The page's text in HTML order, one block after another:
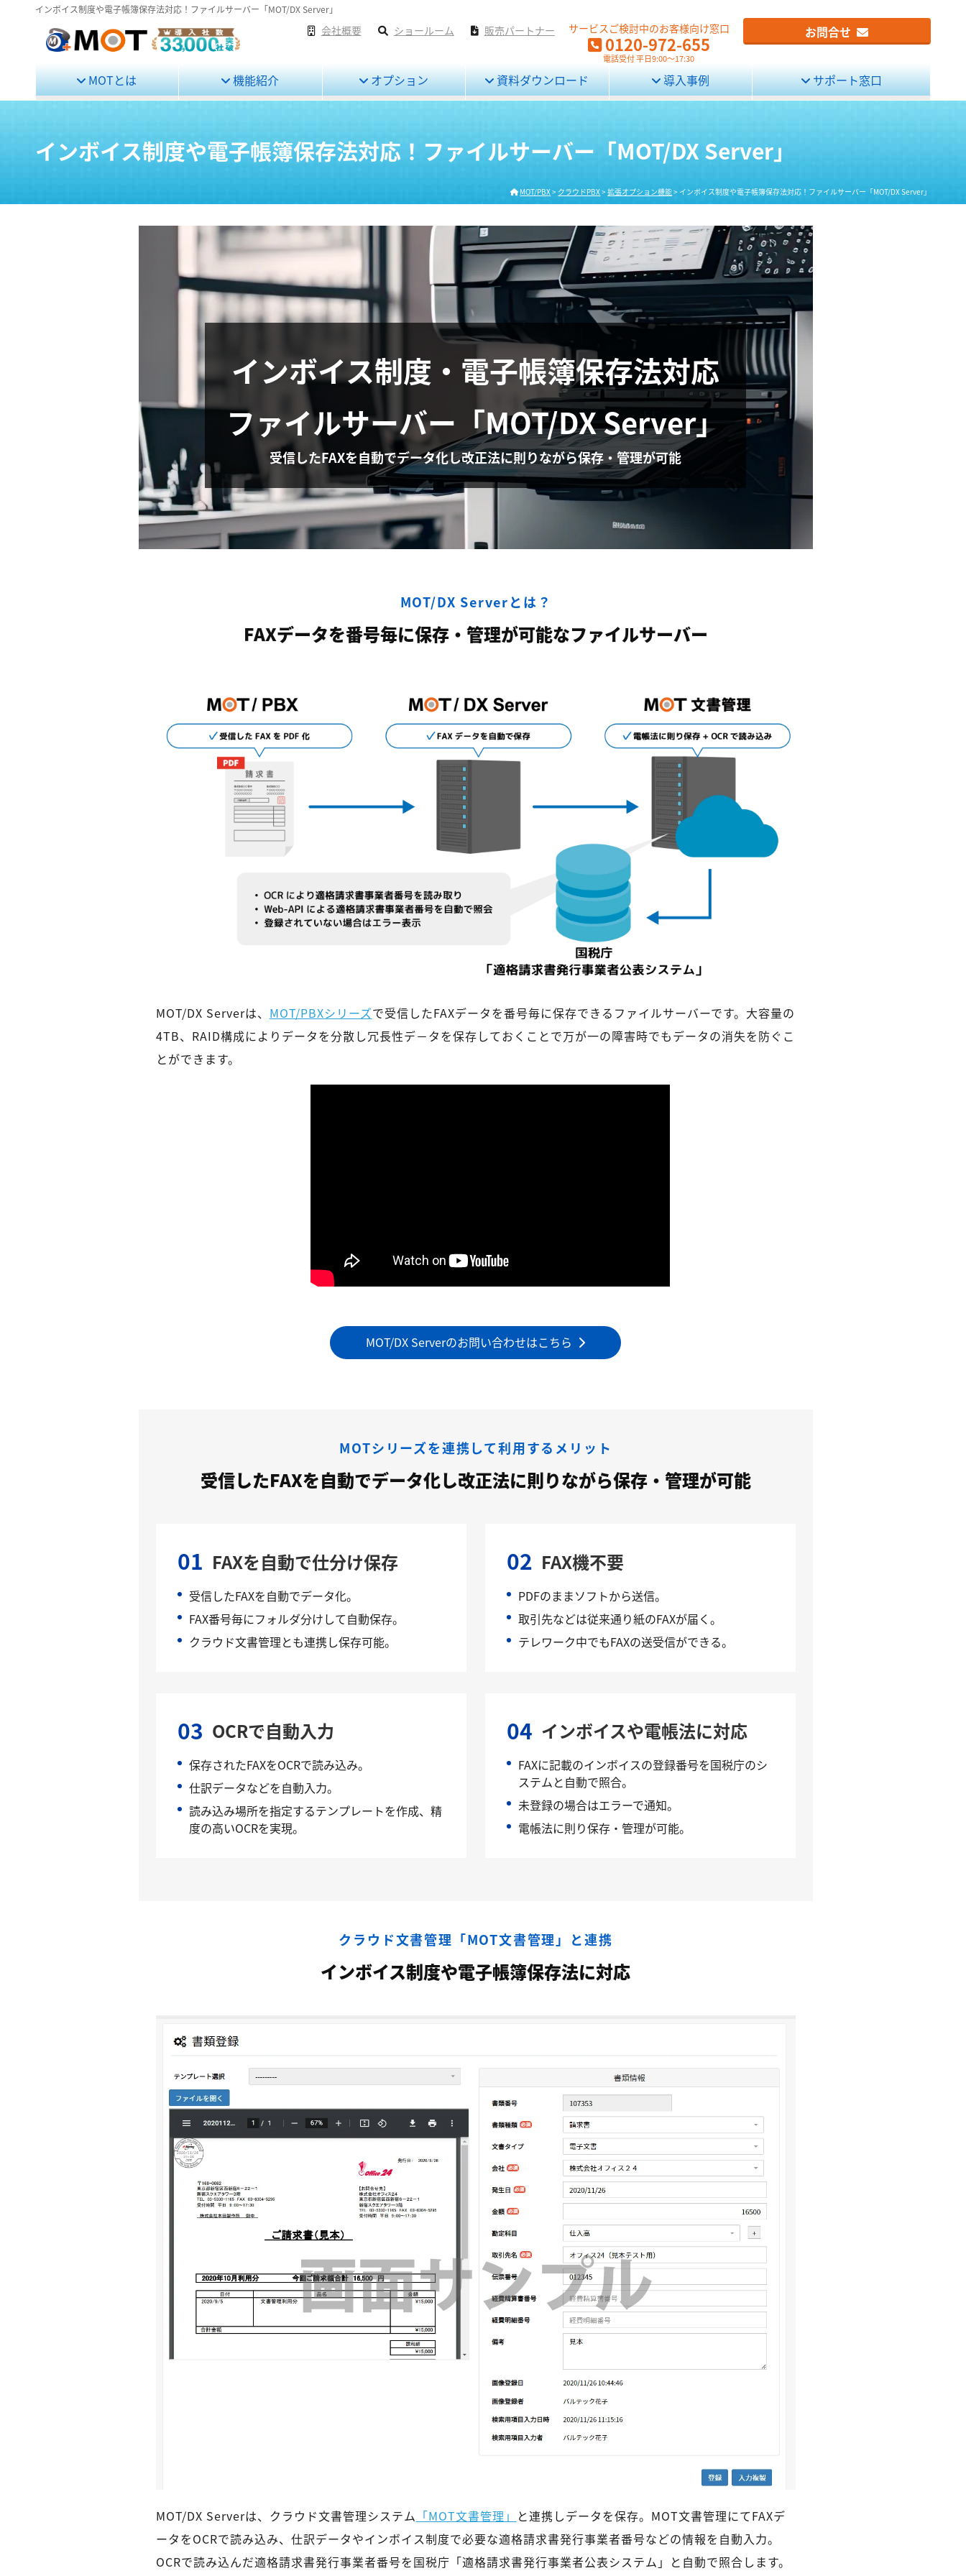
インボイス制度や電子帳簿保存法対応！ファイルサーバー「MOT/DX Server」
会社概要 ショールーム 販売パートナー サービスご検討中のお客様向け窓口
0120-972-655
電話受付 平日9:00～17:30
お問合せ
MOTとは 機能紹介 オプション 資料ダウンロード 導入事例 サポート窓口
インボイス制度や電子帳簿保存法対応！ファイルサーバー「MOT/DX Server」
MOT/PBX> クラウドPBX>拡張オプション機能> インボイス制度や電子帳簿保存法対応！ファイルサーバー「MOT/DX Server」
インボイス制度・電子帳簿保存法対応
ファイルサーバー 「MOT/DX Server」
受信したFAXを自動でデータ化し改正法に則りながら保存・管理が可能
MOT/DX Serverとは？
FAXデータを番号毎に保存・管理が可能なファイルサーバー
MOT/DX Serverは、 MOT/PBXシリーズで受信したFAXデータを番号毎に保存できるファイルサーバーです。大容量の
4TB、RAID構成によりデータを分散し冗長性デ－タを保存しておくことで万が一の障害時でもデータの消失を防ぐこ
とができます。
MOT/DX Serverのお問い合わせはこちら
MOTシリーズを連携して利用するメリット
受信したFAXを自動でデータ化し改正法に則りながら保存・管理が可能
01 FAXを自動で仕分け保存
受信したFAXを自動でデータ化。
FAX番号毎にフォルダ分けして自動保存。
クラウド文書管理とも連携し保存可能。
02 FAX機不要
PDFのままソフトから送信。
取引先などは従来通り紙のFAXが届く。
テレワーク中でもFAXの送受信ができる。
03 OCRで自動入力
保存されたFAXをOCRで読み込み。
仕訳データなどを自動入力。
読み込み場所を指定するテンプレートを作成、精
度の高いOCRを実現。
04 インボイスや電帳法に対応
FAXに記載のインボイスの登録番号を国税庁のシ
ステムと自動で照合。
未登録の場合はエラーで通知。
電帳法に則り保存・管理が可能。
クラウド文書管理「MOT文書管理」と連携
インボイス制度や電子帳簿保存法に対応
MOT/DX Serverは、クラウド文書管理システム 「MOT文書管理」 と連携しデータを保存。MOT文書管理にてFAXデ
ータをOCRで読み込み、仕訳データやインボイス制度で必要な適格請求書発行事業者番号などの情報を自動入力。
OCRで読み込んだ適格請求書発行事業者番号を国税庁「適格請求書発行事業者公表システム」と自動で照合します。